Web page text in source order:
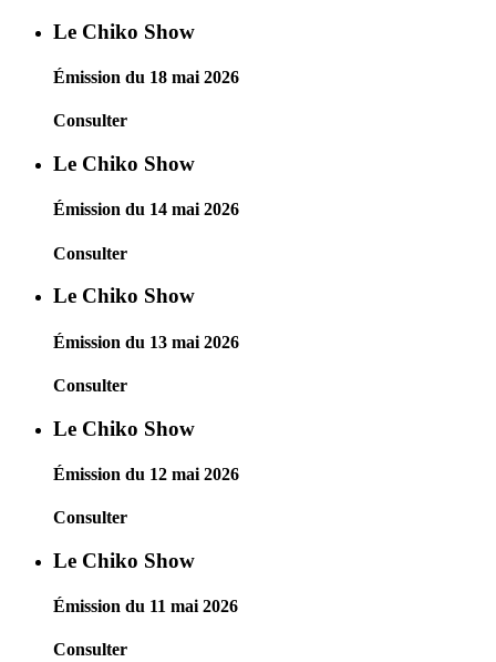
Le Chiko Show
Émission du 18 mai 2026
Consulter
Le Chiko Show
Émission du 14 mai 2026
Consulter
Le Chiko Show
Émission du 13 mai 2026
Consulter
Le Chiko Show
Émission du 12 mai 2026
Consulter
Le Chiko Show
Émission du 11 mai 2026
Consulter